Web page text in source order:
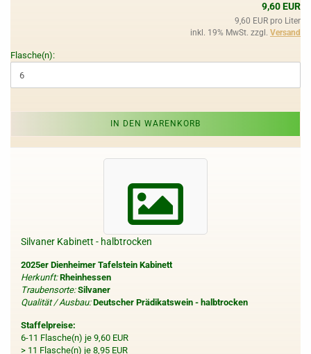
9,60 EUR
9,60 EUR pro Liter
inkl. 19% MwSt. zzgl. Versand
Flasche(n):
IN DEN WARENKORB
Silvaner Kabinett - halbtrocken
2025er Dienheimer Tafelstein Kabinett
Herkunft:Rheinhessen
Traubensorte:Silvaner
Qualität / Ausbau: Deutscher Prädikatswein - halbtrocken
Staffelpreise:
6-11 Flasche(n) je 9,60 EUR
> 11 Flasche(n) je 8,95 EUR